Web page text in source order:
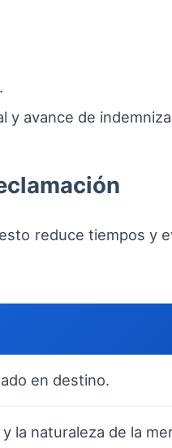
y avance de
reduce tiempos y
en destino.
la naturaleza de la